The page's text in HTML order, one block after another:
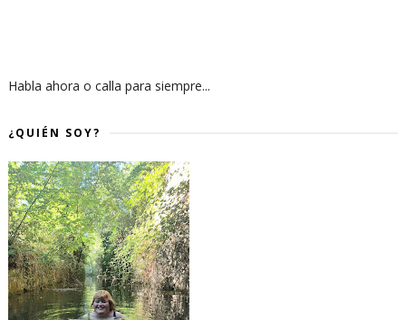
Habla ahora o calla para siempre...
¿QUIÉN SOY?